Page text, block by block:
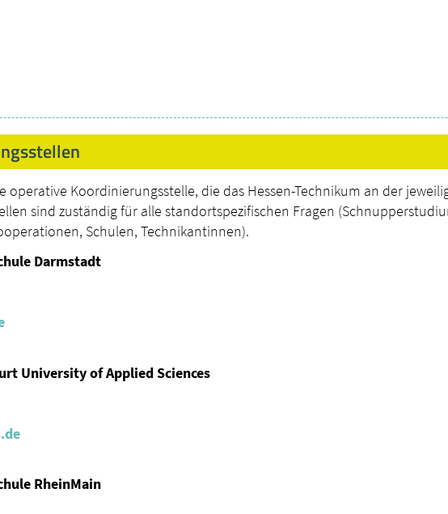
operative Koordinierungsstelle, die das Hessen-Technikum an der
sind zuständig für alle standortspezifischen Fragen
Schulen, Technikantinnen).
Darmstadt
University of Applied Sciences
de
RheinMain